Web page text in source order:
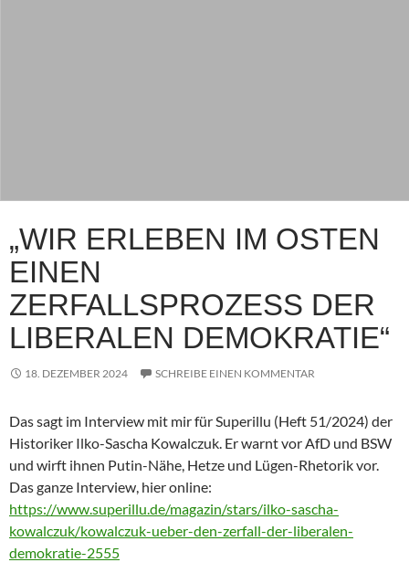
„WIR ERLEBEN IM OSTEN
EINEN
ZERFALLSPROZESS DER
LIBERALEN DEMOKRATIE“
18. DEZEMBER 2024 SCHREIBE EINEN KOMMENTAR
Das sagt im Interview mit mir für Superillu (Heft 51/2024) der
Historiker Ilko-Sascha Kowalczuk. Er warnt vor AfD und BSW
und wirft ihnen Putin-Nähe, Hetze und Lügen-Rhetorik vor.
Das ganze Interview, hier online:
https://www.superillu.de/magazin/stars/ilko-sascha-
kowalczuk/kowalczuk-ueber-den-zerfall-der-liberalen-
demokratie-2555